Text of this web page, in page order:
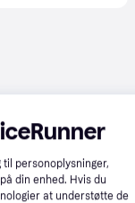
personoplysninger,
din enhed. Hvis du
at understøtte de